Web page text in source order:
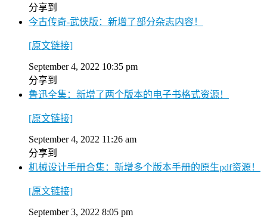
分享到
今古传奇-武侠版：新增了部分杂志内容！
[原文链接]
September 4, 2022 10:35 pm
分享到
鲁迅全集：新增了两个版本的电子书格式资源！
[原文链接]
September 4, 2022 11:26 am
分享到
机械设计手册合集：新增多个版本手册的原生pdf资源！
[原文链接]
September 3, 2022 8:05 pm